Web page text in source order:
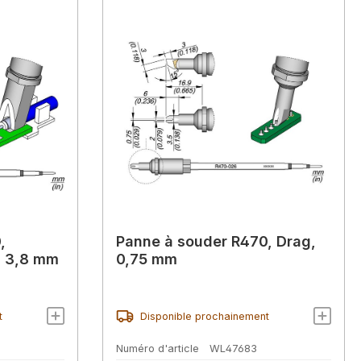
mm
Panne à souder R470, Drag,
0,75 mm
Disponible prochainement
Numéro d'article WL47683